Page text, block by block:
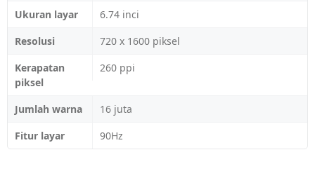
Ukuran layar
6.74 inci
Resolusi
720 x 1600 piksel
Kerapatan
piksel
260 ppi
Jumlah warna
16 juta
Fitur layar
90Hz